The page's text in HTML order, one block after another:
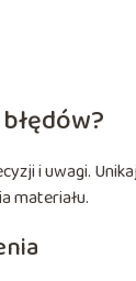
i uwagi.
materiału.